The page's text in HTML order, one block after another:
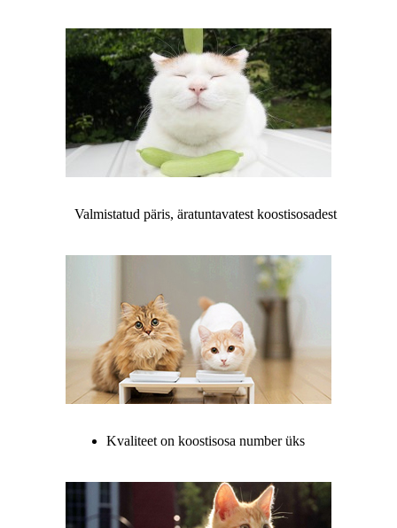
Valmistatud päris, äratuntavatest koostisosadest
Kvaliteet on koostisosa number üks